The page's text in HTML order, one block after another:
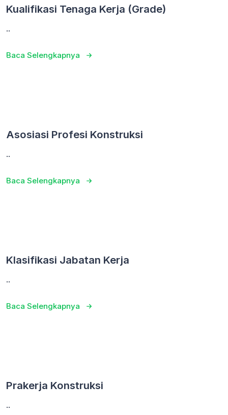
Kualifikasi Tenaga Kerja (Grade)
..
Baca Selengkapnya
Asosiasi Profesi Konstruksi
..
Baca Selengkapnya
Klasifikasi Jabatan Kerja
..
Baca Selengkapnya
Prakerja Konstruksi
..